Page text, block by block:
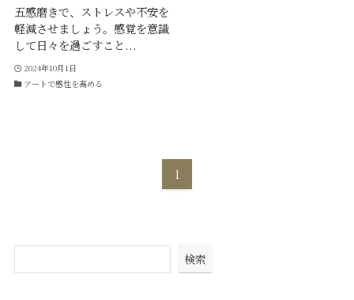
五感磨きで、ストレスや不安を
軽減させましょう。感覚を意識
して日々を過ごすこと...
2024年10月1日
アートで感性を高める
1
検索